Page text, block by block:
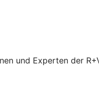
und Experten der